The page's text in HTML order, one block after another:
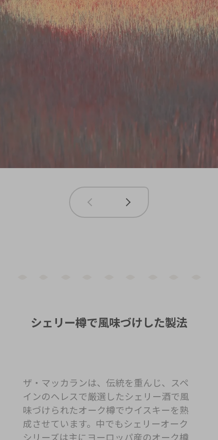
シェリー樽で風味づけした製法
ザ・マッカランは、伝統を重んじ、スペ
インのヘレスで厳選したシェリー酒で風
味づけられたオーク樽でウイスキーを熟
成させています。中でもシェリーオーク
シリーズは主にヨーロッパ産のオーク樽